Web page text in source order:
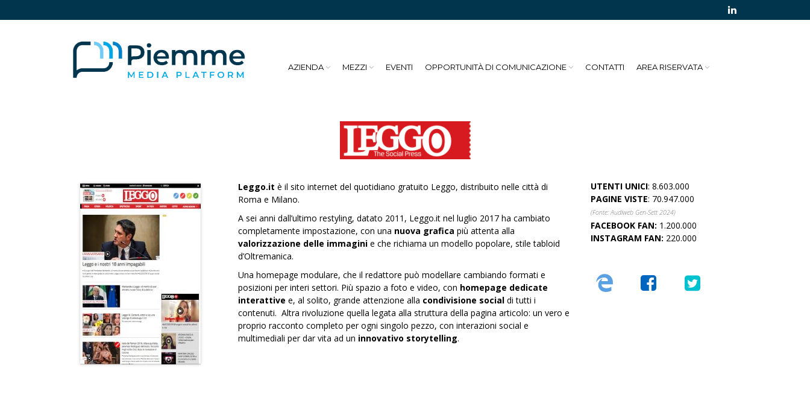
AZIENDA MEZZI EVENTI OPPORTUNITÀ DI COMUNICAZIONE CONTATTI AREA RISERVATA
Leggo.it è il sito internet del quotidiano gratuito Leggo, distribuito nelle città di
Roma e Milano.
A sei anni dall’ultimo restyling, datato 2011, Leggo.it nel luglio 2017 ha cambiato
completamente impostazione, con una nuova grafica più attenta alla
valorizzazione delle immaginie che richiama un modello popolare, stile tabloid
d’Oltremanica.
Una homepage modulare, che il redattore può modellare cambiando formati e
posizioni per interi settori. Più spazio a foto e video, con homepage dedicate
interattive e, al solito, grande attenzione alla condivisione socialdi tutti i
contenuti. Altra rivoluzione quella legata alla struttura della pagina articolo: un vero e
proprio racconto completo per ogni singolo pezzo, con interazioni social e
multimediali per dar vita ad un innovativo storytelling.
UTENTI UNICI: 8.603.000
PAGINE VISTE: 70.947.000
(Fonte: Audiweb Gen-Sett 2024)
FACEBOOK FAN: 1.200.000
INSTAGRAM FAN: 220.000